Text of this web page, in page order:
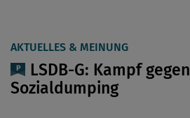
AKTUELLES & MEINUNG
LSDB-G: Kampf
Sozialdumping